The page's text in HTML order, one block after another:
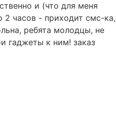
и (что для меня
часов - приходит смс-ка,
ребята молодцы, не
гаджеты к ним! заказ